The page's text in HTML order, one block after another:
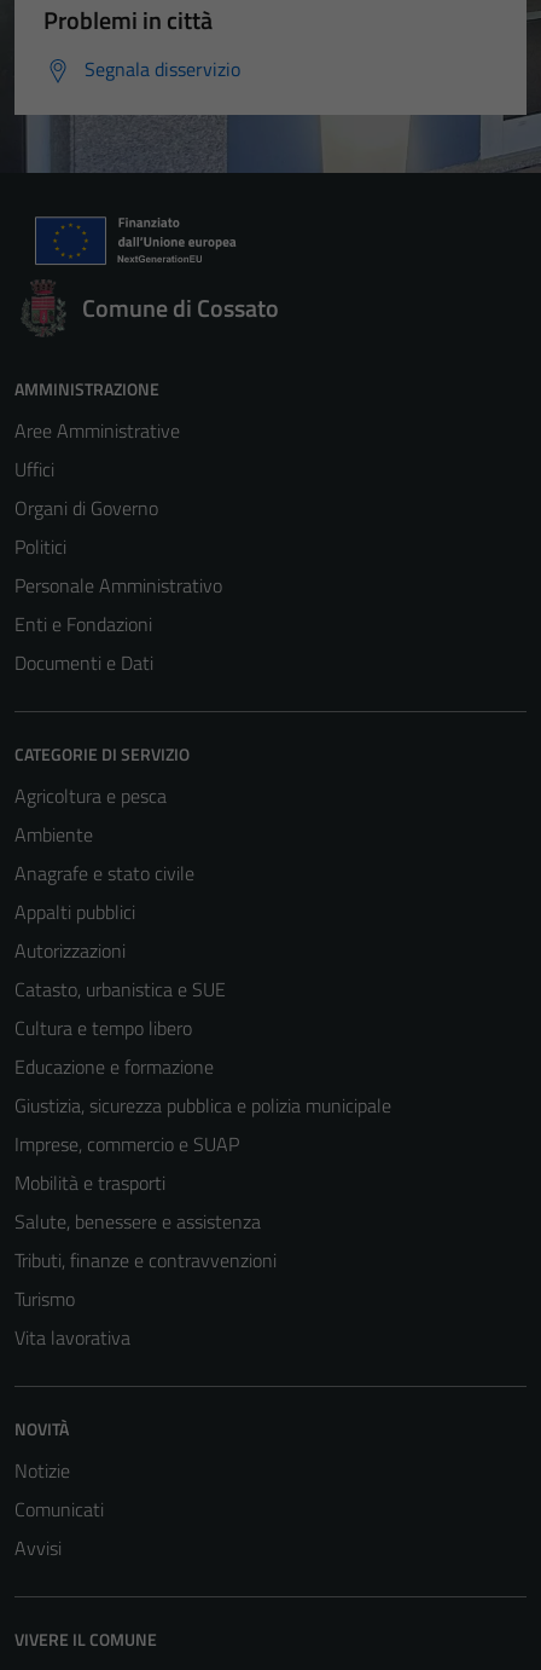
Problemi in città
Segnala disservizio
Comune di Cossato
AMMINISTRAZIONE
Aree Amministrative
Uffici
Organi di Governo
Politici
Personale Amministrativo
Enti e Fondazioni
Documenti e Dati
CATEGORIE DI SERVIZIO
Agricoltura e pesca
Ambiente
Anagrafe e stato civile
Appalti pubblici
Autorizzazioni
Catasto, urbanistica e SUE
Cultura e tempo libero
Educazione e formazione
Giustizia, sicurezza pubblica e polizia municipale
Imprese, commercio e SUAP
Mobilità e trasporti
Salute, benessere e assistenza
Tributi, finanze e contravvenzioni
Turismo
Vita lavorativa
NOVITÀ
Notizie
Comunicati
Avvisi
VIVERE IL COMUNE